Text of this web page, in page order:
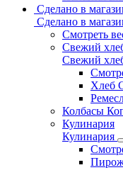
Сделано в
Сделано в
Смотреть
Свежий
Свежий
Хлеб
Колбасы
Кулинария
Кулинария